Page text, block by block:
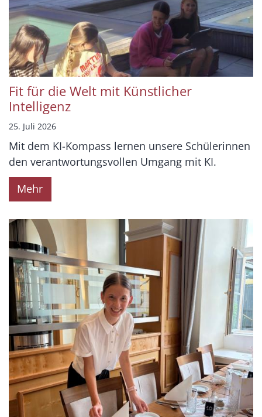
Fit für die Welt mit Künstlicher
Intelligenz
25. Juli 2026
Mit dem KI-Kompass lernen unsere Schülerinnen
den verantwortungsvollen Umgang mit KI.
Mehr